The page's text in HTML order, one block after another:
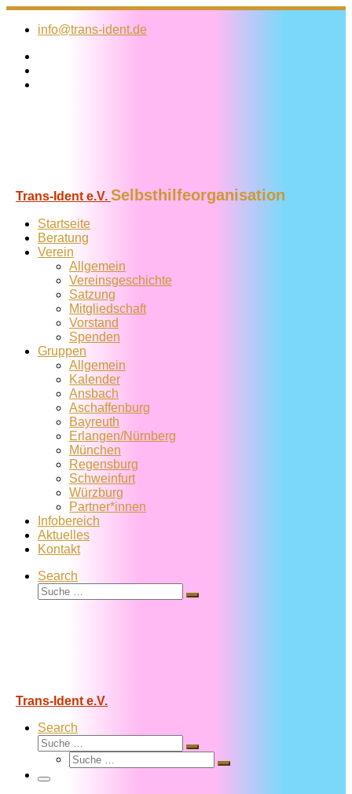
Zum
Inhalt
info@trans-ident.de
Trans-Ident e.V. Selbsthilfeorganisation
Startseite
Beratung
Verein
Allgemein
Vereins­geschichte
Satzung
Mitglied­schaft
Vorstand
Spenden
Gruppen
Allgemein
Kalender
Ansbach
Aschaffenburg
Bayreuth
Erlangen/Nürnberg
München
Regensburg
Schweinfurt
Würzburg
Partner*innen
Infobereich
Aktuelles
Kontakt
Search
Suche
Suche
Trans-Ident e.V.
Search
Suche
Suche
Suche
Suche
Menü